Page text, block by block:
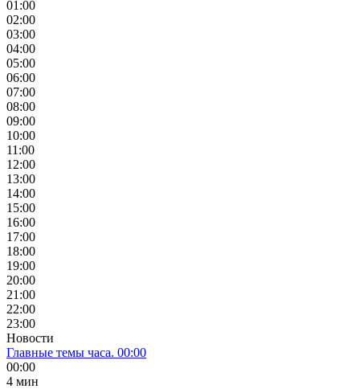
01:00
02:00
03:00
04:00
05:00
06:00
07:00
08:00
09:00
10:00
11:00
12:00
13:00
14:00
15:00
16:00
17:00
18:00
19:00
20:00
21:00
22:00
23:00
Новости
Главные темы часа. 00:00
00:00
4 мин